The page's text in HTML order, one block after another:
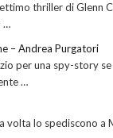
thriller di Glenn
…
– Andrea Purgatori
per una spy-story se
…
volta lo spediscono a